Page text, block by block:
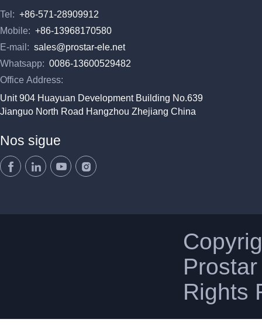
Tel: +86-571-28909912
Mobile: +86-13968170580
E-mail: sales@prostar-ele.net
Whatsapp: 0086-13600529482
Office Address:
Unit 904 Huayuan Development Building No.639
Jianguo North Road Hangzhou Zhejiang China
Nos sigue
Rights